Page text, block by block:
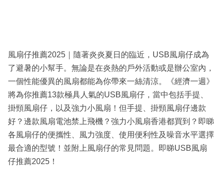
區
風扇仔推薦2025｜隨著炎炎夏日的臨近，USB風扇仔成為
了避暑的小幫手。無論是在炎熱的戶外活動或是辦公室內，
一個性能優異的風扇都能為你帶來一絲清涼。《經濟一週》
將為你推薦13款極具人氣的USB風扇仔，當中包括手提、
掛頸風扇仔，以及強力小風扇！但手提、掛頸風扇仔邊款
好？邊款風扇電池禁上飛機？強力小風扇香港都買到？即睇
各風扇仔的便攜性、風力強度、使用便利性及噪音水平選擇
最合適的型號！並附上風扇仔的常見問題。即睇USB風扇
仔推薦2025！